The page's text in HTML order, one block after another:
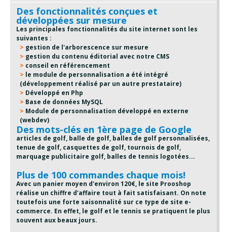
Des fonctionnalités conçues et
développées sur mesure
Les principales fonctionnalités du site internet sont les
suivantes :
gestion de l'arborescence sur mesure
gestion du contenu éditorial avec notre CMS
conseil en référencement
le module de personnalisation a été intégré
(développement réalisé par un autre prestataire)
Développé en Php
Base de données MySQL
Module de personnalisation développé en externe
(webdev)
Des mots-clés en 1ère page de Google
articles de golf, balle de golf, balles de golf personnalisées,
tenue de golf, casquettes de golf, tournois de golf,
marquage publicitaire golf, balles de tennis logotées...
Plus de 100 commandes chaque mois!
Avec un panier moyen d'environ 120€, le site Prooshop
réalise un chiffre d'affaire tout à fait satisfaisant. On note
toutefois une forte saisonnalité sur ce type de site e-
commerce. En effet, le golf et le tennis se pratiquent le plus
souvent aux beaux jours.